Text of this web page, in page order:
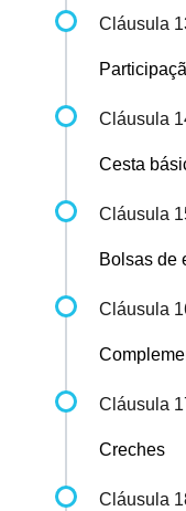
Cláusula
Cláusula
Cesta
Cláusula
Bolsas de
Cláusula
Cláusula
Creches
Cláusula